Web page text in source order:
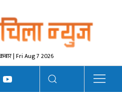
| Fri Aug 7 2026